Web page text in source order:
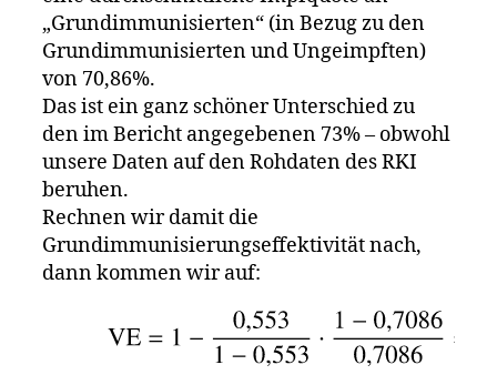
„Grundimmunisierten“ (in Bezug zu den
Grundimmunisierten und Ungeimpften)
von 70,86%.
Das ist ein ganz schöner Unterschied zu
den im Bericht angegebenen 73% – obwohl
unsere Daten auf den Rohdaten des RKI
beruhen.
Rechnen wir damit die
Grundimmunisierungseffektivität nach,
dann kommen wir auf: